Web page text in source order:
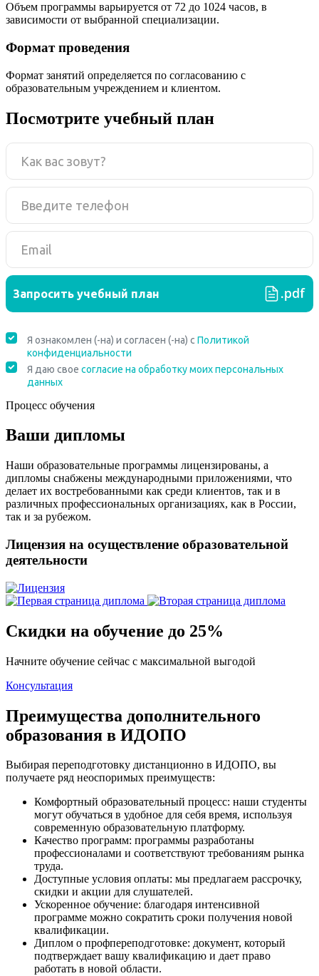
Объем программы варьируется от 72 до 1024 часов, в
зависимости от выбранной специализации.
Формат проведения
Формат занятий определяется по согласованию с
образовательным учреждением и клиентом.
Посмотрите учебный план
Процесс обучения
Ваши дипломы
Наши образовательные программы лицензированы, а
дипломы снабжены международными приложениями, что
делает их востребованными как среди клиентов, так и в
различных профессиональных организациях, как в России,
так и за рубежом.
Лицензия на осуществление образовательной
деятельности
Скидки на обучение до 25%
Начните обучение сейчас с максимальной выгодой
Консультация
Преимущества дополнительного
образования в ИДОПО
Выбирая переподготовку дистанционно в ИДОПО, вы
получаете ряд неоспоримых преимуществ:
Комфортный образовательный процесс: наши студенты
могут обучаться в удобное для себя время, используя
современную образовательную платформу.
Качество программ: программы разработаны
профессионалами и соответствуют требованиям рынка
труда.
Доступные условия оплаты: мы предлагаем рассрочку,
скидки и акции для слушателей.
Ускоренное обучение: благодаря интенсивной
программе можно сократить сроки получения новой
квалификации.
Диплом о профпереподготовке: документ, который
подтверждает вашу квалификацию и дает право
работать в новой области.